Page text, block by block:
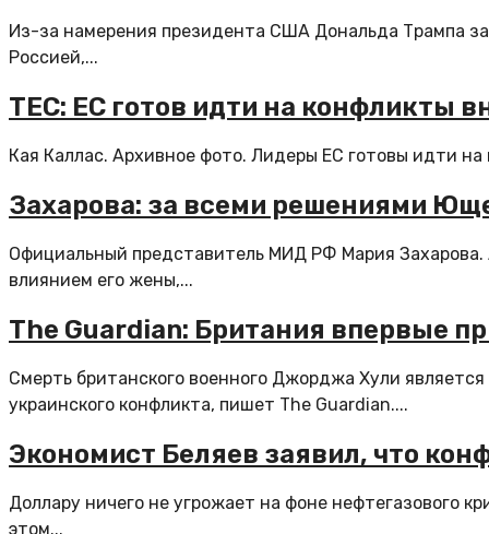
Из-за намерения президента США Дональда Трампа
Россией,...
TEC: ЕС готов идти на конфликты
Кая Каллас. Архивное фото. Лидеры ЕС готовы идти
Захарова: за всеми решениями
Официальный представитель МИД РФ Мария
влиянием его жены,...
The Guardian: Британия впервые
Смерть британского военного Джорджа Хули
украинского конфликта, пишет The Guardian....
Экономист Беляев заявил, что
Доллару ничего не угрожает на фоне нефтегазового
этом...